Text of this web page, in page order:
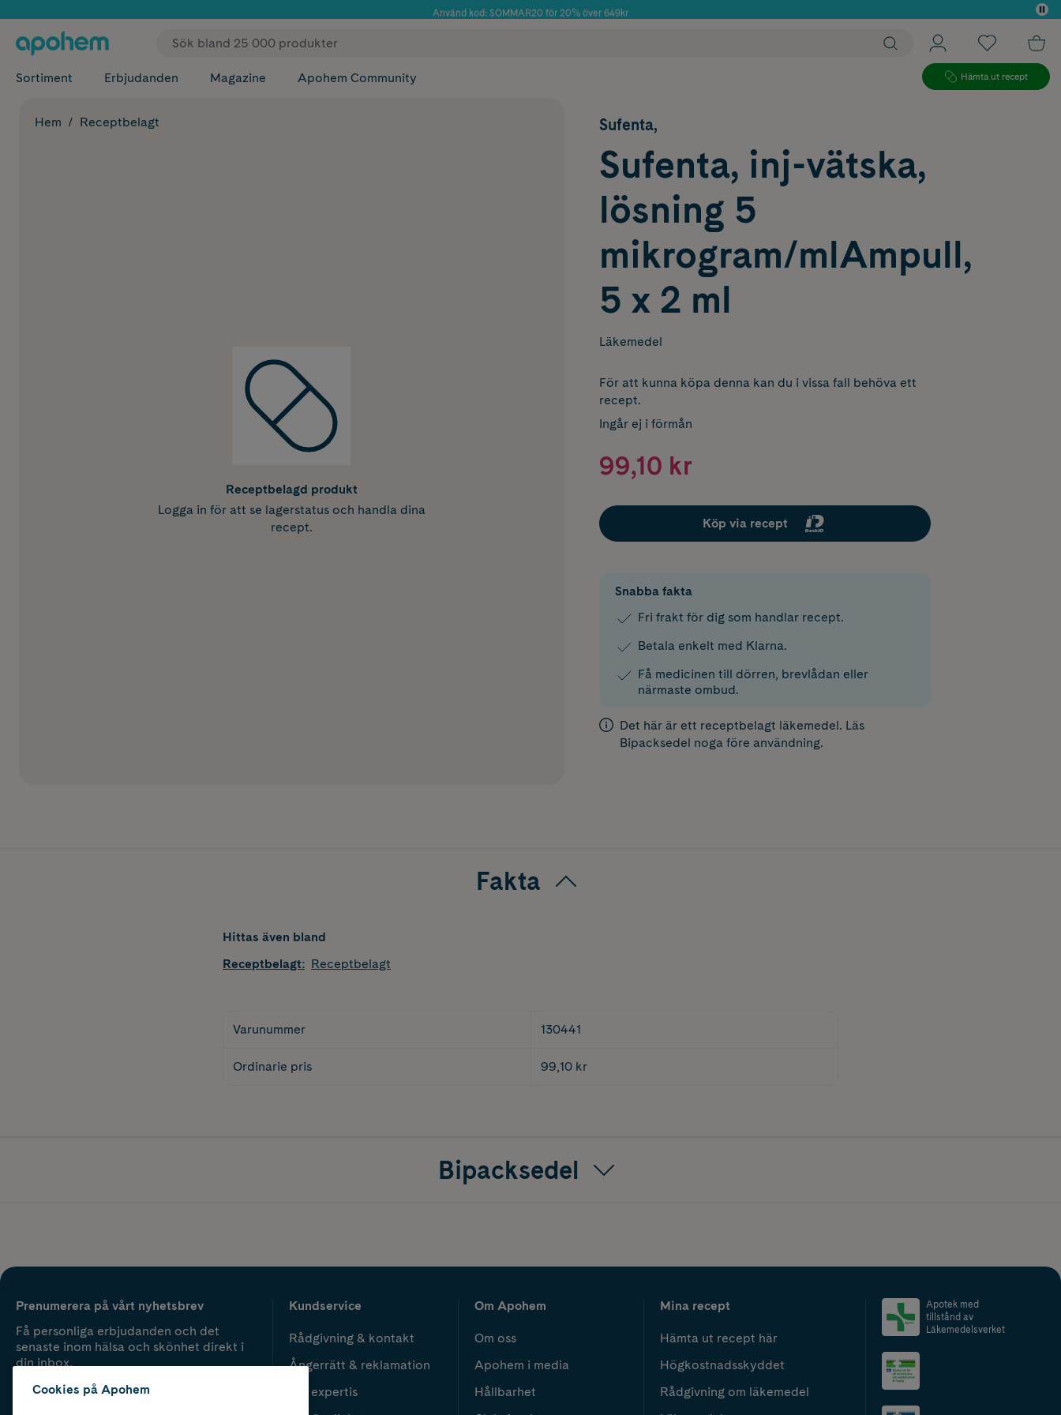
Använd kod: SOMMAR20 för 20% över 649kr
✓ Fri frakt
Sortiment Erbjudanden Magazine Apohem Community Hämta ut recept
Hem Receptbelagt
Receptbelagd produkt
Logga in för att se lagerstatus och handla dina
recept.
Sufenta,
Sufenta, inj-vätska,
lösning 5
mikrogram/mlAmpull,
5 x 2 ml
Läkemedel
För att kunna köpa denna kan du i vissa fall behöva ett
recept.
Ingår ej i förmån
99,10 kr
Köp via recept
Snabba fakta
Fri frakt för dig som handlar recept.
Betala enkelt med Klarna.
Få medicinen till dörren, brevlådan eller
närmaste ombud.
Det här är ett receptbelagt läkemedel. Läs
Bipacksedel noga före användning.
Fakta
Hittas även bland
Receptbelagt: Receptbelagt
Varunummer 130441
Ordinarie pris 99,10 kr
Bipacksedel
Prenumerera på vårt nyhetsbrev
Få personliga erbjudanden och det
senaste inom hälsa och skönhet direkt i
din inbox.
Kundservice
Rådgivning & kontakt
Ångerrätt & reklamation
Vår expertis
Om Apohem
Om oss
Apohem i media
Hållbarhet
Mina recept
Hämta ut recept här
Högkostnadsskyddet
Rådgivning om läkemedel
Apotek med
tillstånd av
Läkemedelsverket
Cookies på Apohem